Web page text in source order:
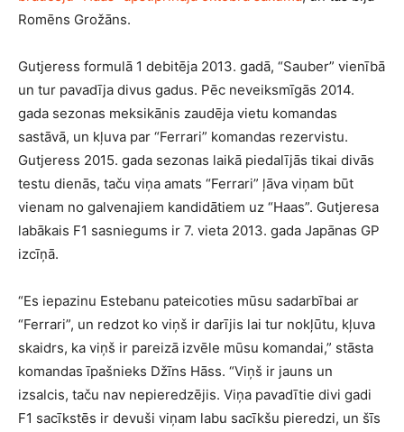
Romēns Grožāns.
Gutjeress formulā 1 debitēja 2013. gadā, “Sauber” vienībā
un tur pavadīja divus gadus. Pēc neveiksmīgās 2014.
gada sezonas meksikānis zaudēja vietu komandas
sastāvā, un kļuva par “Ferrari” komandas rezervistu.
Gutjeress 2015. gada sezonas laikā piedalījās tikai divās
testu dienās, taču viņa amats “Ferrari” ļāva viņam būt
vienam no galvenajiem kandidātiem uz “Haas”. Gutjeresa
labākais F1 sasniegums ir 7. vieta 2013. gada Japānas GP
izcīņā.
“Es iepazinu Estebanu pateicoties mūsu sadarbībai ar
“Ferrari”, un redzot ko viņš ir darījis lai tur nokļūtu, kļuva
skaidrs, ka viņš ir pareizā izvēle mūsu komandai,” stāsta
komandas īpašnieks Džīns Hāss. “Viņš ir jauns un
izsalcis, taču nav nepieredzējis. Viņa pavadītie divi gadi
F1 sacīkstēs ir devuši viņam labu sacīkšu pieredzi, un šīs